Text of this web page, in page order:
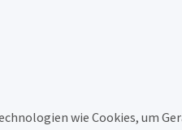
wie Cookies, um